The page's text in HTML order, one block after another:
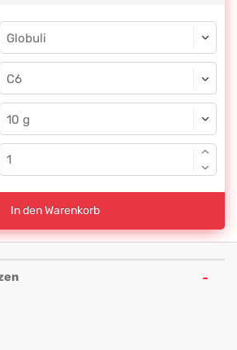
Form
Globuli
C6
Globuli
In den Warenkorb